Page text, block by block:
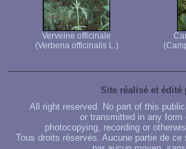
Verveine officinale
(Verbena officinalis L.)
Site réalisé et édité
All right reserved. No part of this
or transmitted in any
photocopying, recording or
Tous droits réservés. Aucune partie de